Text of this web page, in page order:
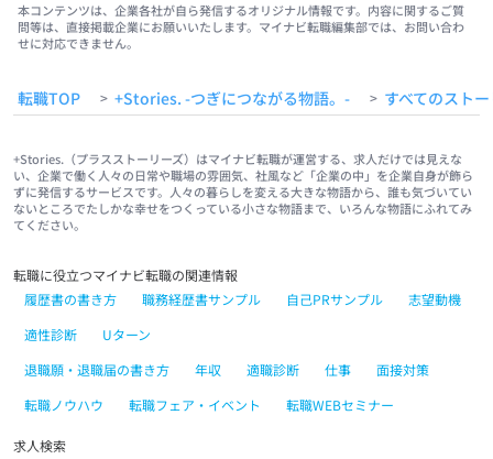
本コンテンツは、企業各社が自ら発信するオリジナル情報です。内容に関するご質
問等は、直接掲載企業にお願いいたします。マイナビ転職編集部では、お問い合わ
せに対応できません。
転職TOP > +Stories. -つぎにつながる物語。- > すべてのスト
+Stories.（プラスストーリーズ）はマイナビ転職が運営する、求人だけでは見えな
い、企業で働く人々の日常や職場の雰囲気、社風など「企業の中」を企業自身が飾ら
ずに発信するサービスです。人々の暮らしを変える大きな物語から、誰も気づいてい
ないところでたしかな幸せをつくっている小さな物語まで、いろんな物語にふれてみ
てください。
転職に役立つマイナビ転職の関連情報
履歴書の書き方
職務経歴書サンプル 自己PRサンプル
志望動機
適性診断
Uターン
退職願・退職届の書き方
年収 適職診断 仕事
面接対策
転職ノウハウ
転職フェア・イベント 転職WEBセミナー
求人検索